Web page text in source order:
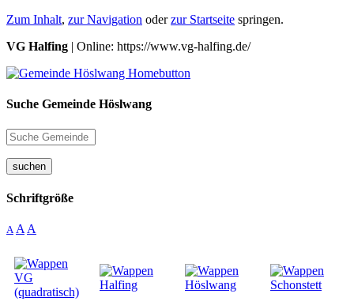
Zum Inhalt, zur Navigation oderzur Startseite springen.
VG Halfing | Online: https://www.vg-halfing.de/
Suche Gemeinde Höslwang
suchen
Schriftgröße
A A A